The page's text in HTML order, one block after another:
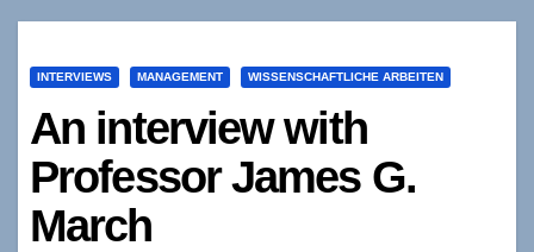
INTERVIEWS MANAGEMENT WISSENSCHAFTLICHE ARBEITEN
An interview with
Professor James G.
March